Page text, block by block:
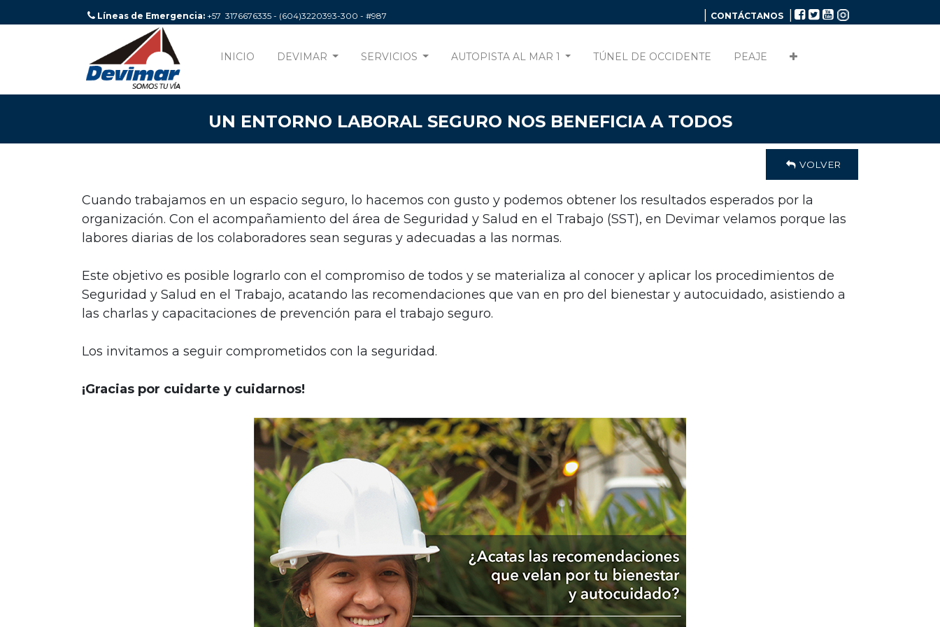
Líneas de Emergencia: +57 3176676335 - (604)3220393-300 - #987 CONTÁCTANOS
INICIO DEVIMAR SERVICIOS AUTOPISTA AL MAR 1 TÚNEL DE OCCIDENTE PEAJE
UN ENTORNO LABORAL SEGURO NOS BENEFICIA A TODOS
VOLVER
Cuando trabajamos en un espacio seguro, lo hacemos con gusto y podemos obtener los resultados esperados por la
organización. Con el acompañamiento del área de Seguridad y Salud en el Trabajo (SST), en Devimar velamos porque las
labores diarias de los colaboradores sean seguras y adecuadas a las normas.
Este objetivo es posible lograrlo con el compromiso de todos y se materializa al conocer y aplicar los procedimientos de
Seguridad y Salud en el Trabajo, acatando las recomendaciones que van en pro del bienestar y autocuidado, asistiendo a
las charlas y capacitaciones de prevención para el trabajo seguro.
Los invitamos a seguir comprometidos con la seguridad.
¡Gracias por cuidarte y cuidarnos!